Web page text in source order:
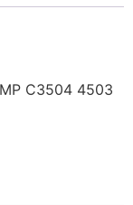
C3504 4503